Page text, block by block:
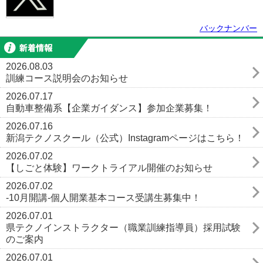
バックナンバー
2026.08.03
訓練コース説明会のお知らせ
2026.07.17
自動車整備系【企業ガイダンス】参加企業募集！
2026.07.16
新潟テクノスクール（公式）Instagramページはこちら！
2026.07.02
【しごと体験】ワークトライアル開催のお知らせ
2026.07.02
-10月開講-個人開業基本コース受講生募集中！
2026.07.01
県テクノインストラクター（職業訓練指導員）採用試験
のご案内
2026.07.01